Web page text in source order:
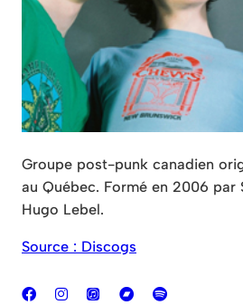
Groupe post-punk canadien
au Québec. Formé en 2006 par
Hugo Lebel.
Source : Discogs